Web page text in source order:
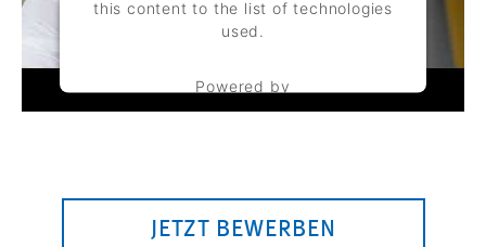
this content to the list of technologies
used.
Powered by
Usercentrics Consent Management
JETZT BEWERBEN